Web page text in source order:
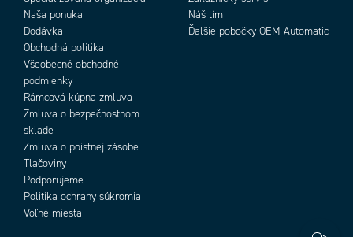
Naša ponuka
Dodávka
Obchodná politika
Všeobecné obchodné
podmienky
Rámcová kúpna zmluva
Zmluva o bezpečnostnom
sklade
Zmluva o poistnej zásobe
Tlačoviny
Podporujeme
Politika ochrany súkromia
Voľné miesta
Náš tím
Ďalšie pobočky OEM Automatic